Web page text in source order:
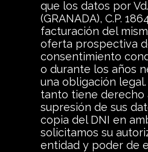
que los datos por
(GRANADA), C.P.
facturación del
oferta prospectiva
consentimiento
o durante los años
una obligación
tanto tiene derecho
supresión de sus
copia del DNI en
solicitamos su
entidad y poder de